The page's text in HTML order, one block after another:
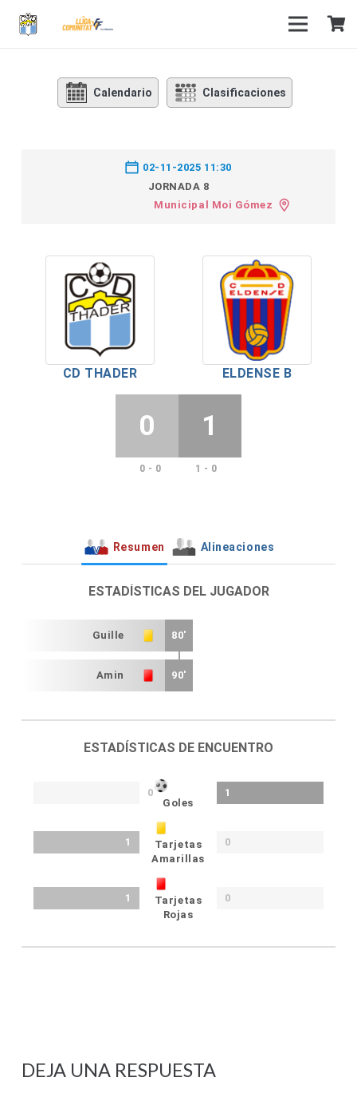
Calendario Clasificaciones
02-11-2025 11:30
JORNADA 8
Municipal Moi Gómez
CD THADER ELDENSE B
0 1
0 - 0 1 - 0
Resumen Alineaciones
ESTADÍSTICAS DEL JUGADOR
Guille 80'
Amin 90'
ESTADÍSTICAS DE ENCUENTRO
0
Goles
1
1
Tarjetas
Amarillas
0
1
Tarjetas
Rojas
0
DEJA UNA RESPUESTA